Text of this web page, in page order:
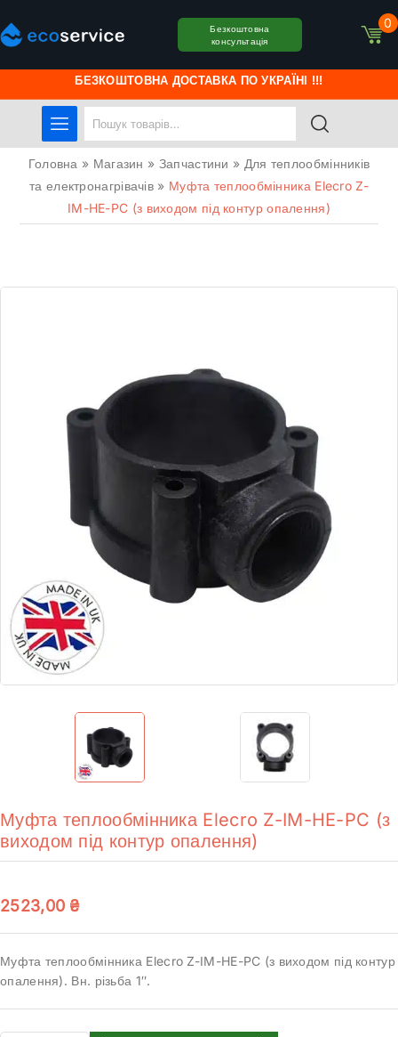
БЕЗКОШТОВНА ДОСТАВКА ПО УКРАЇНІ !!!
Безкоштовна
консультація
0
Головна » Магазин » Запчастини » Для теплообмінників
та електронагрівачів » Муфта теплообмінника Elecro Z-
IM-HE-PC (з виходом під контур опалення)
Муфта теплообмінника Elecro Z-IM-HE-PC (з
виходом під контур опалення)
2523,00 ₴
Муфта теплообмінника Elecro Z-IM-HE-PC (з виходом під контур
опалення). Вн. різьба 1″.